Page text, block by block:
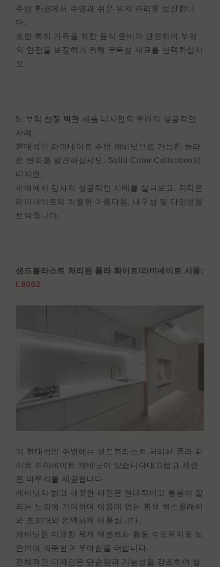
주방 환경에서 수명과 쉬운 유지 관리를 보장합니
다.
또한 특히 가족을 위한 음식 준비와 관련하여 부엌
의 안전을 보장하기 위해 무독성 재료를 선택하십시
오.
5. 부엌 찬장 박판 제품 디자인 의 우리의 성공적인
사례
현대적인 라미네이트 주방 캐비닛 으로 가능한 놀라
운 변화를 발견하십시오. Solid Color Collection의
디자인.
아래에서 당사의 성공적인 사례를 살펴보고, 각각은
라미네이트의 탁월한 아름다움, 내구성 및 다양성을
보여줍니다.
샌드블라스트 처리된 폴라 화이트/라미네이트 사용:
L8002
이 현대적인 주방에는 샌드블라스트 처리된 폴라 화
이트
라미네이트 캐비닛이 있습니다매끄럽고 세련
된 마무리를 제공합니다.
캐비닛의 밝고 깨끗한 라인은 현대적이고 통풍이 잘
되는 느낌에 기여하며 이음매 없는 흰색 백스플래쉬
와 조리대와 완벽하게 어울립니다.
캐비닛은 미묘한 목재 액센트와 황동 수도꼭지로 보
완되어 따뜻함과 우아함을 더합니다.
전체적인 디자인은 단순함과 기능성을 강조하여 실